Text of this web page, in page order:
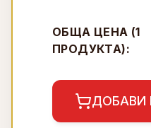
ОБЩА ЦЕНА (1
ПРОДУКТА):
ДОБАВИ